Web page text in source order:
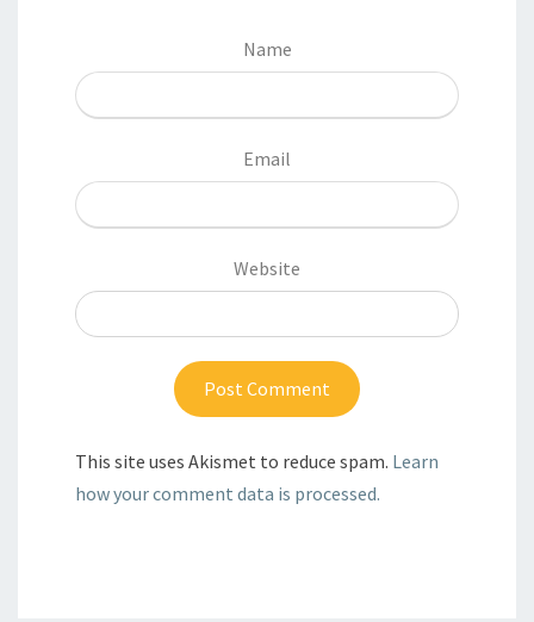
Name
Email
Website
This site uses Akismet to reduce spam. Learn
how your comment data is processed.